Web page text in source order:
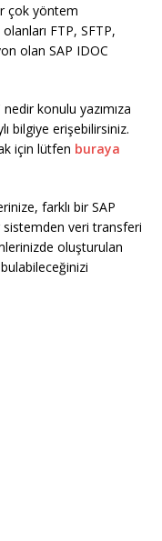
çok yöntem
FTP, SFTP,
olan SAP IDOC
konulu yazımıza
bilgiye erişebilirsiniz.
için lütfen buraya
farklı bir SAP
veri transferi
oluşturulan
bulabileceğinizi